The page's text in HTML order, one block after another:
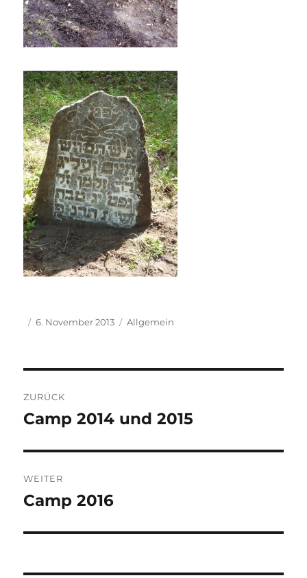
Veröffentlicht
6. November 2013 Kategorien
Allgemein
ZURÜCK
Vorheriger
Camp 2014 und 2015
WEITER
Nächster
Camp 2016